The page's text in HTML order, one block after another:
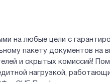
на любые цели с
пакету документов на
и скрытых комиссий!
нагрузкой,